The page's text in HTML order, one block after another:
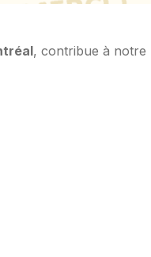
, contribue à notre